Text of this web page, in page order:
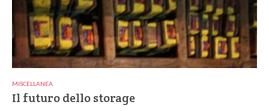
MISCELLANEA
Il futuro dello storage